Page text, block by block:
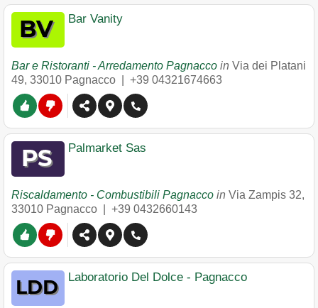
Bar Vanity
Bar e Ristoranti - Arredamento Pagnacco in Via dei Platani
49, 33010 Pagnacco +39 04321674663
Palmarket Sas
Riscaldamento - Combustibili Pagnacco in Via Zampis 32,
33010 Pagnacco +39 0432660143
Laboratorio Del Dolce - Pagnacco